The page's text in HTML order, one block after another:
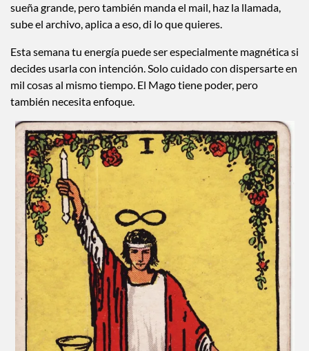
sueña grande, pero también manda el mail, haz la llamada,
sube el archivo, aplica a eso, di lo que quieres.
Esta semana tu energía puede ser especialmente magnética si
decides usarla con intención. Solo cuidado con dispersarte en
mil cosas al mismo tiempo. El Mago tiene poder, pero
también necesita enfoque.